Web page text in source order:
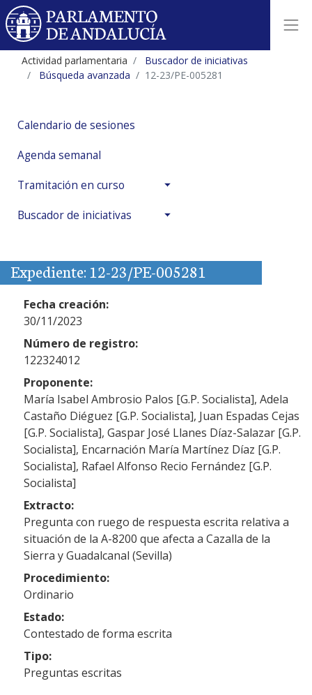
Actividad parlamentaria
Buscador de iniciativas
Búsqueda avanzada
12-23/PE-005281
Calendario de sesiones
Agenda semanal
Tramitación en curso
Buscador de iniciativas
Expediente: 12-23/PE-005281
Fecha creación:
30/11/2023
Número de registro:
122324012
Proponente:
María Isabel Ambrosio Palos [G.P. Socialista], Adela
Castaño Diéguez [G.P. Socialista], Juan Espadas Cejas
[G.P. Socialista], Gaspar José Llanes Díaz-Salazar [G.P.
Socialista], Encarnación María Martínez Díaz [G.P.
Socialista], Rafael Alfonso Recio Fernández [G.P.
Socialista]
Extracto:
Pregunta con ruego de respuesta escrita relativa a
situación de la A-8200 que afecta a Cazalla de la
Sierra y Guadalcanal (Sevilla)
Procedimiento:
Ordinario
Estado:
Contestado de forma escrita
Tipo:
Preguntas escritas